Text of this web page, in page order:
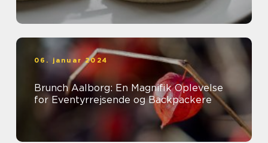
06. januar 2024
Brunch Aalborg: En Magnifik Oplevelse
for Eventyrrejsende og Backpackere